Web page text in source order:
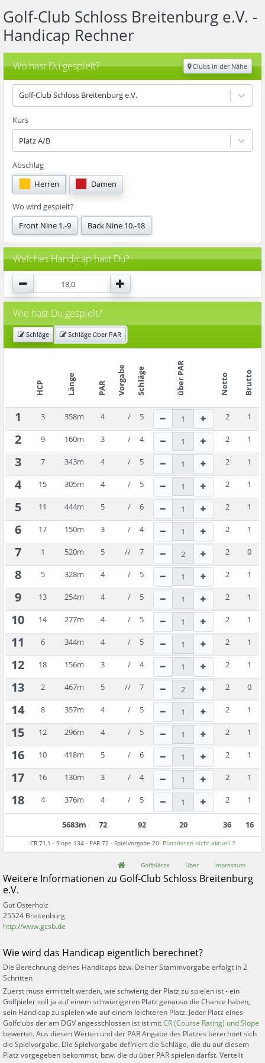
Golf-Club Schloss Breitenburg e.V. -
Handicap Rechner
Wo hast Du gespielt? Clubs in der Nähe
Golf-Club Schloss Breitenburg e.V.
Kurs
Platz A/B
Abschlag
Herren
Damen
Wo wird gespielt?
Front Nine 1.-9
Back Nine 10.-18
Welches Handicap hast Du?
Wie hast Du gespielt?
Schläge Schläge über PAR
HCP Länge PAR Vorgabe Schläge über PAR Netto Brutto
1 3 358m 4 / 5 2 1
2 9 160m 3 / 4 2 1
3 7 343m 4 / 5 2 1
4 15 305m 4 / 5 2 1
5 11 444m 5 / 6 2 1
6 17 150m 3 / 4 2 1
7 1 520m 5 // 7 2 0
8 5 328m 4 / 5 2 1
9 13 254m 4 / 5 2 1
10 14 277m 4 / 5 2 1
11 6 344m 4 / 5 2 1
12 18 156m 3 / 4 2 1
13 2 467m 5 // 7 2 0
14 8 357m 4 / 5 2 1
15 12 296m 4 / 5 2 1
16 10 418m 5 / 6 2 1
17 16 130m 3 / 4 2 1
18 4 376m 4 / 5 2 1
5683m 72 92 20 36 16
CR 71,1 - Slope 134- PAR 72- Spielvorgabe 20 Platzdaten nicht aktuell ?
Golfplätze Über Impressum
Weitere Informationen zu Golf-Club Schloss Breitenburg
e.V.
Gut Osterholz
25524 Breitenburg
http://www.gcsb.de
Wie wird das Handicap eigentlich berechnet?
Die Berechnung deines Handicaps bzw. Deiner Stammvorgabe erfolgt in 2
Schritten
Zuerst muss ermittelt werden, wie schwierig der Platz zu spielen ist - ein
Golfpieler soll ja auf einem schwierigeren Platz genauso die Chance haben,
sein Handicap zu spielen wie auf einem leichteren Platz. Jeder Platz eines
Golfclubs der am DGV angesschlossen ist ist mitCR (Course Rating) und Slope
bewertet. Aus diesen Werten und der PAR Angabe des Platzes berechnet sich
die Spielvorgabe. Die Spielvorgabe definiert die Schläge, die du auf diesem
Platz vorgegeben bekommst, bzw. die du über PAR spielen darfst. Verteilt